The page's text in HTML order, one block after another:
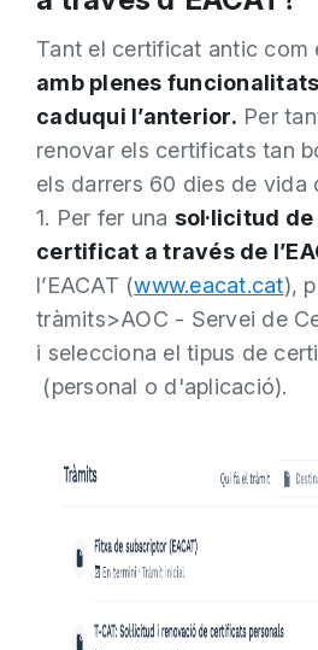
Tant el certificat antic com
amb plenes
caduqui l’anterior. Per
renovar els certificats tan
els darrers 60 dies de vida
1. Per fer una sol·licitud
certificat a través de
l’EACAT (www.eacat.cat),
tràmits>AOC - Servei de
i selecciona el tipus de
(personal o d'aplicació).